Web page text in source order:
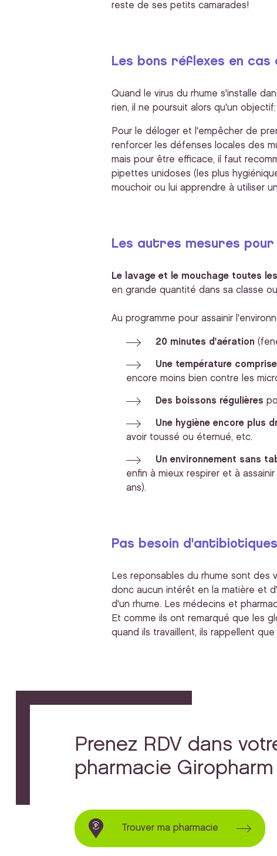
reste de ses petits camarades!
Les bons réflexes en cas
Quand le virus du rhume s'installe
rien, il ne poursuit alors qu'un
Pour le déloger et l'empêcher de
renforcer les défenses locales des
mais pour être efficace, il faut
pipettes unidoses (les plus
mouchoir ou lui apprendre à utiliser
Les autres mesures
Le lavage et le mouchage toutes
en grande quantité dans sa classe
Au programme pour assainir
20 minutes d'aération
Une température
encore moins bien contre les
Des boissons régulières
Une hygiène encore plus
avoir toussé ou éternué, etc.
Un environnement sans
enfin à mieux respirer et à
ans).
Pas besoin d'antibiotiques
Les reponsables du rhume sont des
donc aucun intérêt en la matière et
d'un rhume. Les médecins et
Et comme ils ont remarqué que les
quand ils travaillent, ils rappellent
Prenez RDV dans
pharmacie Giropharm
Trouver ma pharmacie